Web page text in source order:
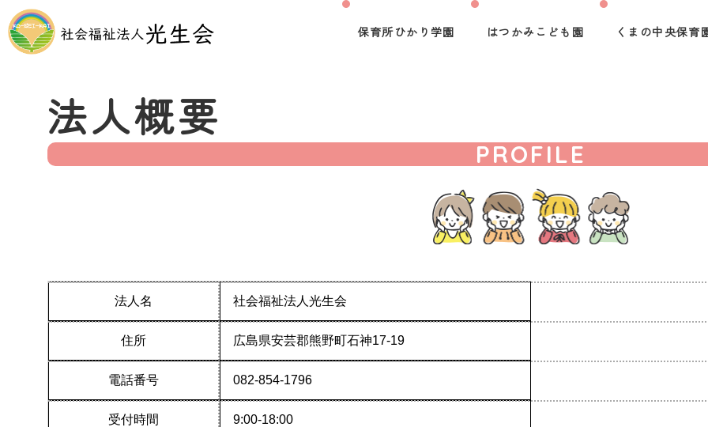
保育所ひかり学園 はつかみこども園 くまの中央保育
法人概要
PROFILE
法人名 社会福祉法人光生会
住所 広島県安芸郡熊野町石神17-19
電話番号 082-854-1796
受付時間 9:00-18:00